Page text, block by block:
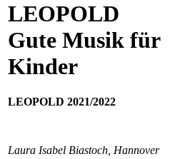
LEOPOLD
Gute Musik für
Kinder
LEOPOLD 2021/2022
Laura Isabel Biastoch, Hannover